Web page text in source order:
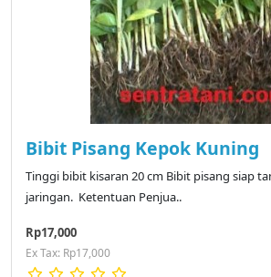
Bibit Pisang Kepok Kuning
Tinggi bibit kisaran 20 cm Bibit pisang siap
jaringan. Ketentuan Penjua..
Rp17,000
Ex Tax: Rp17,000